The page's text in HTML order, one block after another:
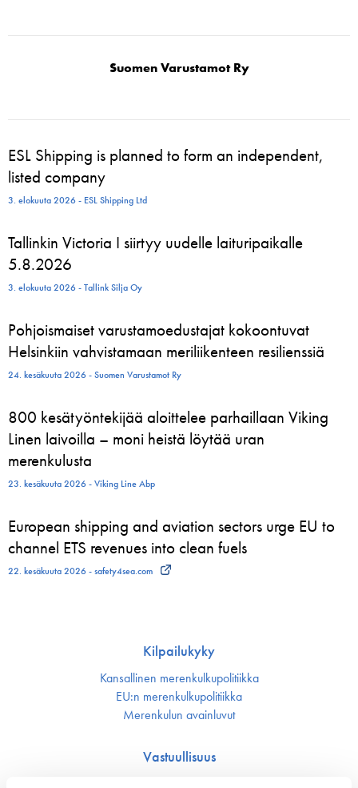
Suomen Varustamot Ry
ESL Shipping is planned to form an independent,
listed company
3. elokuuta 2026 - ESL Shipping Ltd
Tallinkin Victoria I siirtyy uudelle laituripaikalle
5.8.2026
3. elokuuta 2026 - Tallink Silja Oy
Pohjoismaiset varustamoedustajat kokoontuvat
Helsinkiin vahvistamaan meriliikenteen resilienssiä
24. kesäkuuta 2026 - Suomen Varustamot Ry
800 kesätyöntekijää aloittelee parhaillaan Viking
Linen laivoilla – moni heistä löytää uran
merenkulusta
23. kesäkuuta 2026 - Viking Line Abp
European shipping and aviation sectors urge EU to
channel ETS revenues into clean fuels
22. kesäkuuta 2026 - safety4sea.com
Kilpailukyky
Kansallinen merenkulku­politiikka
EU:n merenkulku­politiikka
Merenkulun avainluvut
Vastuullisuus